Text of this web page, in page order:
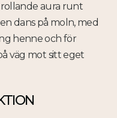
aura runt
dans på moln, med
henne och för
väg mot sitt eget